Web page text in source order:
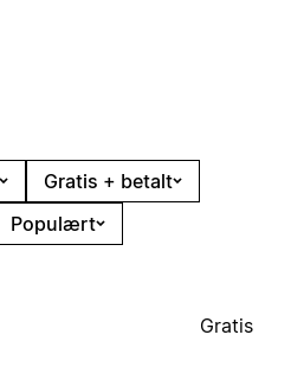
Gratis + betalt
Populært
Gratis